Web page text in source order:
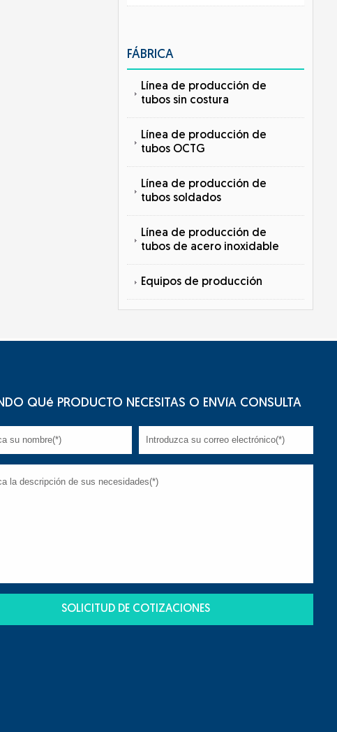
FÁBRICA
Línea de producción de
tubos sin costura
Línea de producción de
tubos OCTG
Línea de producción de
tubos soldados
Línea de producción de
tubos de acero inoxidable
Equipos de producción
QUé PRODUCTO NECESITAS O ENVíA CONSULTA